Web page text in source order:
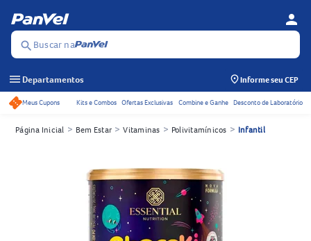
search Buscar na
person
menu Departamentos Informe seu CEP
Acessos rápidos do cabeçalho
Meus Cupons Kits e Combos Ofertas Exclusivas Combine e Ganhe Desconto de Laboratório
Página Inicial > Bem Estar > Vitaminas > Polivitamínicos > Infantil